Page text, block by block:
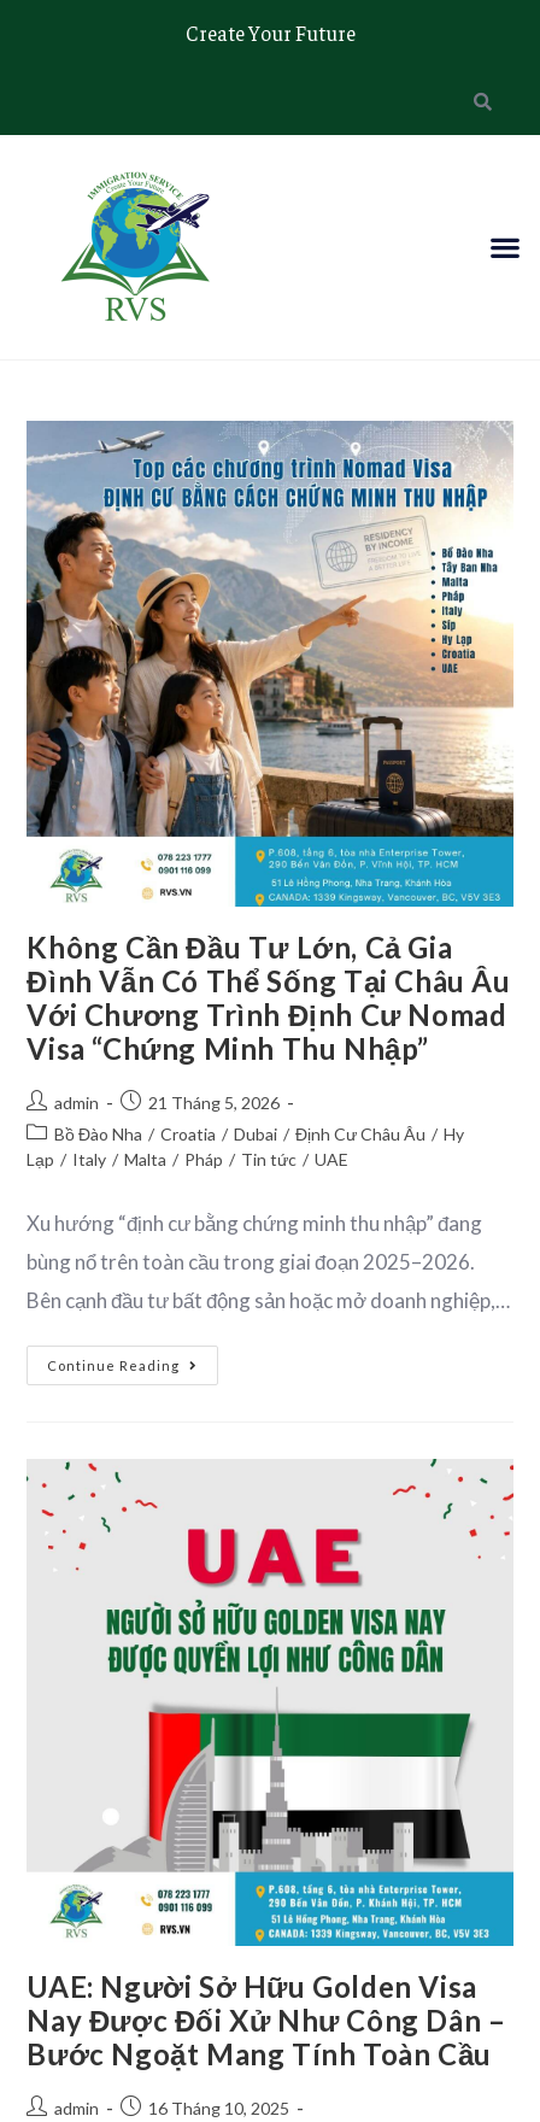
Create Your Future
Không Cần Đầu Tư Lớn, Cả Gia
Đình Vẫn Có Thể Sống Tại Châu Âu
Với Chương Trình Định Cư Nomad
Visa “chứng Minh Thu Nhập”
admin
21 Tháng 5, 2026
Bồ Đào Nha / Croatia / Dubai / Định Cư Châu Âu / Hy
Lạp / Italy / Malta / Pháp / Tin tức / UAE
Xu hướng “định cư bằng chứng minh thu nhập” đang
bùng nổ trên toàn cầu trong giai đoạn 2025–2026.
Bên cạnh đầu tư bất động sản hoặc mở doanh nghiệp,…
Continue Reading
UAE: Người Sở Hữu Golden Visa
Nay Được Đối Xử Như Công Dân –
Bước Ngoặt Mang Tính Toàn Cầu
admin
16 Tháng 10, 2025